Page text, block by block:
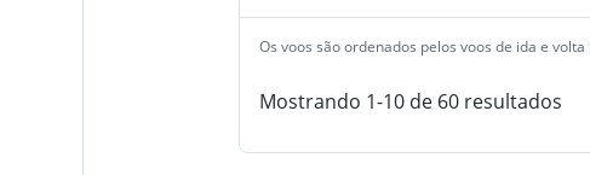
Os voos são ordenados pelos voos de ida e
Mostrando 1-10 de 60 resultados